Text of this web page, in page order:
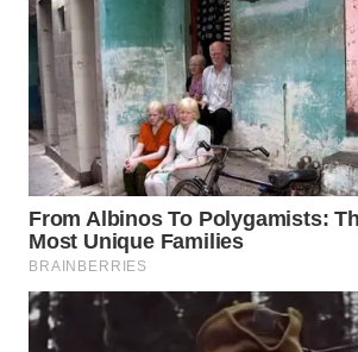
preços em torno de R$ 400–500
dependendo do local e do menu.